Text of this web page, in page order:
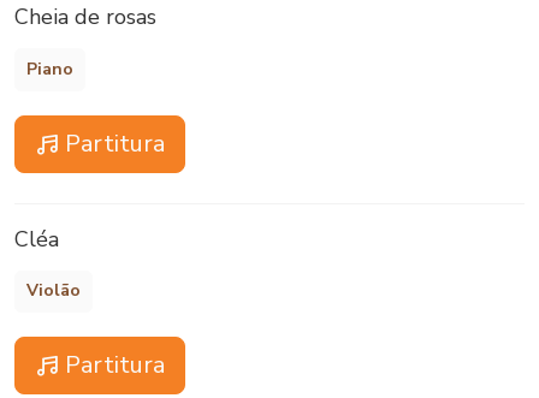
Cheia de rosas
Piano
Partitura
Cléa
Violão
Partitura